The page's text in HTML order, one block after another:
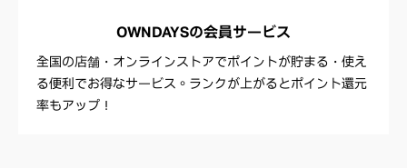
OWNDAYSの会員サービス
全国の店舗・オンラインストアでポイントが貯まる・使え
る便利でお得なサービス。ランクが上がるとポイント還元
率もアップ！